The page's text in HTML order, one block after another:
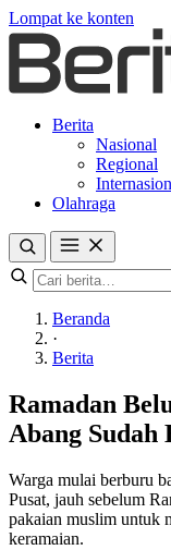
Lompat ke konten
Berita
Nasional
Regional
Olahraga
Beranda
·
Berita
Ramadan
Abang
Warga mulai berburu
Pusat, jauh sebelum
pakaian muslim untuk
keramaian.